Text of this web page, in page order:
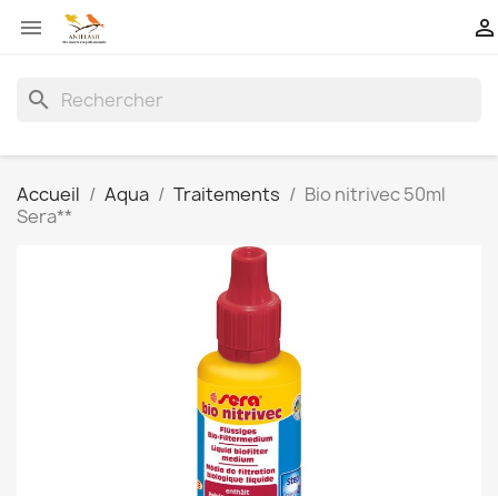
 
search
Accueil Aqua Traitements
Bio nitrivec 50ml
Sera**